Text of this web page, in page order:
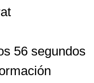
56 segundos